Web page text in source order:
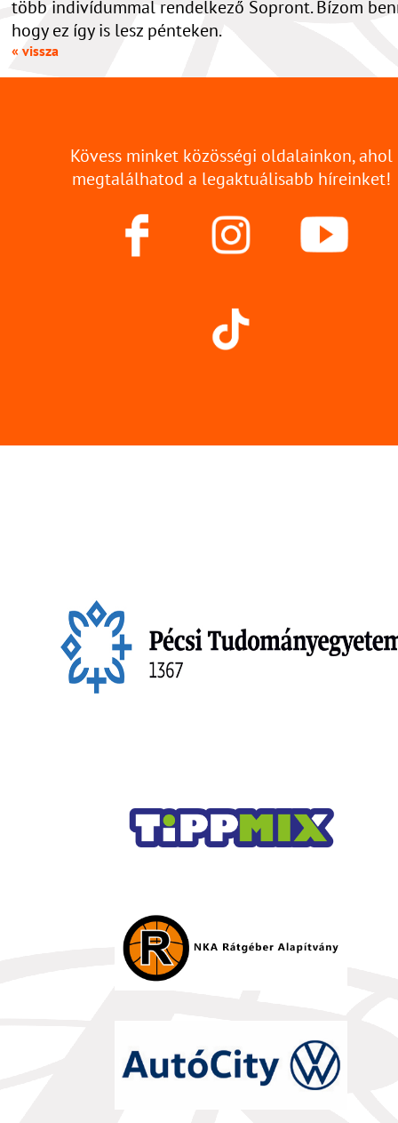
több indivídummal rendelkező Sopront. Bízom
hogy ez így is lesz pénteken.
« vissza
Kövess minket közösségi oldalainkon, ahol
megtalálhatod a legaktuálisabb híreinket!